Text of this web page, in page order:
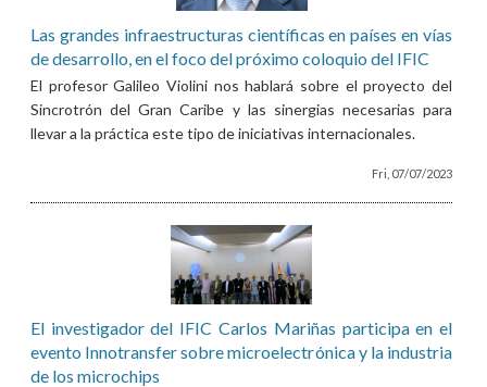
Las grandes infraestructuras científicas en países en vías
de desarrollo, en el foco del próximo coloquio del IFIC
El profesor Galileo Violini nos hablará sobre el proyecto del
Sincrotrón del Gran Caribe y las sinergias necesarias para
llevar a la práctica este tipo de iniciativas internacionales.
Fri, 07/07/2023
El investigador del IFIC Carlos Mariñas participa en el
evento Innotransfer sobre microelectrónica y la industria
de los microchips